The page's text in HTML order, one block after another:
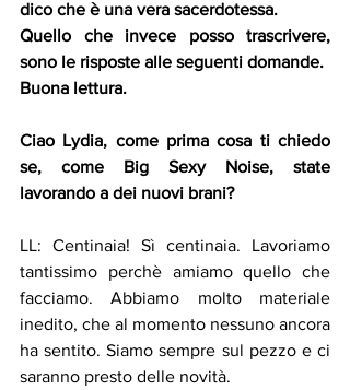
dico che è una vera sacerdotessa.
Quello che invece posso trascrivere,
sono le risposte alle seguenti domande.
Buona lettura.
Ciao Lydia, come prima cosa ti chiedo
se, come Big Sexy Noise, state
lavorando a dei nuovi brani?
LL: Centinaia! Sì centinaia. Lavoriamo
tantissimo perchè amiamo quello che
facciamo. Abbiamo molto materiale
inedito, che al momento nessuno ancora
ha sentito. Siamo sempre sul pezzo e ci
saranno presto delle novità.